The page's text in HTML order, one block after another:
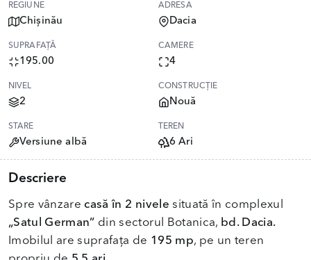
REGIUNE
Chișinău
ADRESA
Dacia
SUPRAFAȚĂ
195.00
CAMERE
4
NIVEL
2
CONSTRUCȚIE
Nouă
STARE
Versiune albă
TEREN
6 Ari
Descriere
Spre vânzare casă în 2 nivele situată în complexul
„Satul German” din sectorul Botanica, bd. Dacia.
Imobilul are suprafața de 195 mp, pe un teren